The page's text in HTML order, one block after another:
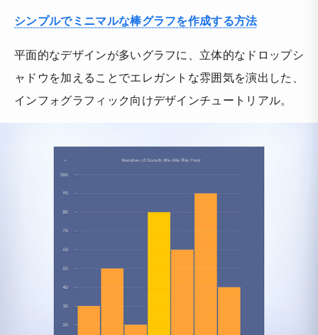
シンプルでミニマルな棒グラフを作成する方法
平面的なデザインが多いグラフに、立体的なドロップシ
ャドウを加えることでエレガントな雰囲気を演出した、
インフォグラフィック向けデザインチュートリアル。